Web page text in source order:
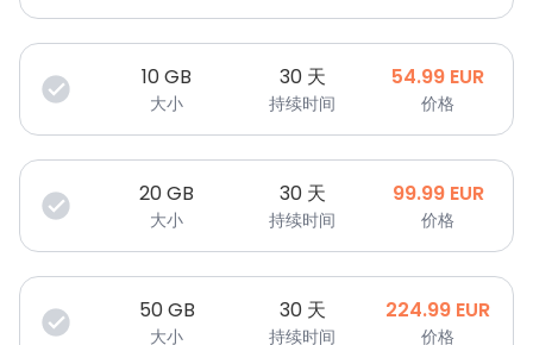
10GB
大小
30 天
持续时间
54.99 EUR
价格
20GB
大小
30 天
持续时间
99.99 EUR
价格
50GB
大小
30 天
持续时间
224.99 EUR
价格